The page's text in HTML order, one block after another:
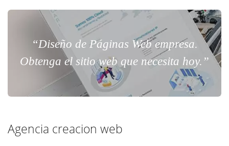
“Diseño de Páginas Web empresa.
Obtenga el sitio web que necesita hoy.”
Agencia creacion web